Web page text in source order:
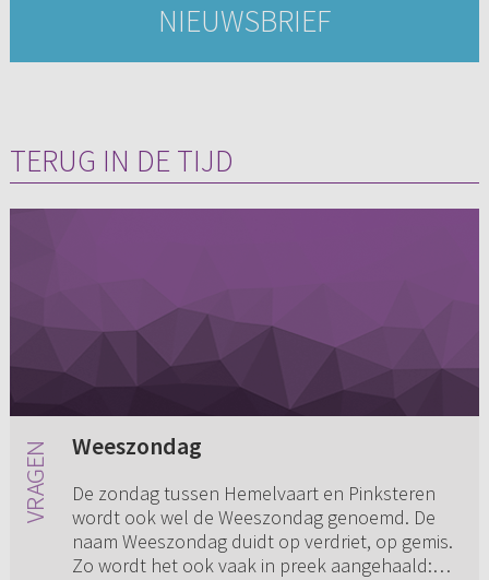
NIEUWSBRIEF
TERUG IN DE TIJD
Weeszondag
De zondag tussen Hemelvaart en Pinksteren
wordt ook wel de Weeszondag genoemd. De
naam Weeszondag duidt op verdriet, op gemis.
Zo wordt het ook vaak in preek aangehaald: